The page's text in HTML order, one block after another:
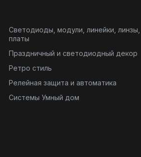
Светодиоды, модули, линейки, линзы,
платы
Праздничный и светодиодный декор
Ретро стиль
Релейная защита и автоматика
Системы Умный дом